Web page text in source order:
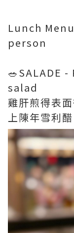
Lunch
person
🥗SALADE
salad
雞肝煎得表
上陳年雪利